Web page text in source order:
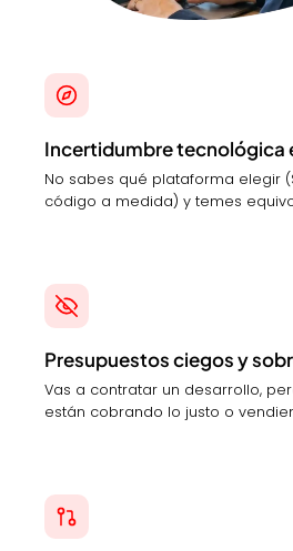
Incertidumbre tecnológica
No sabes qué plataforma elegir
código a medida) y temes
Presupuestos ciegos y
Vas a contratar un desarrollo,
están cobrando lo justo o